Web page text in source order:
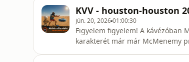
vil
KVV - houston-houston
jún. 20, 202601:00:30
Figyelem figyelem! A kávézóban
karakterét már már McMenemy